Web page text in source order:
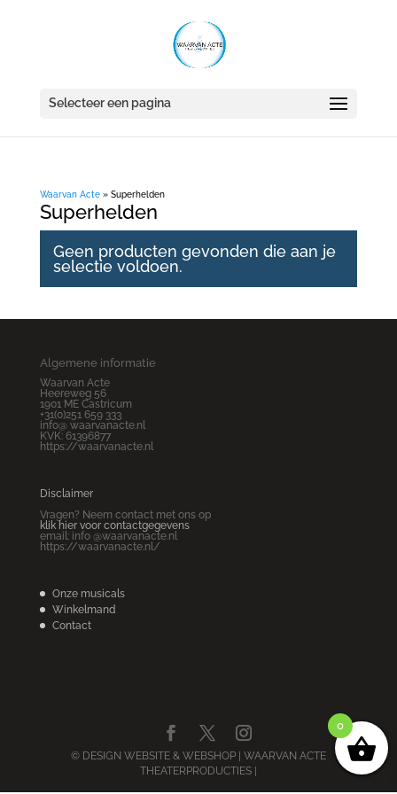
Selecteer een pagina
Waarvan Acte» Superhelden
Superhelden
Geen producten gevonden die aan je
selectie voldoen.
Algemene informatie
Waarvan Acte
Heereweg 56
1901 ME Castricum
+31(0)251 659 333
info@ waarvanacte.nl
KVK: 61396877
https://waarvanacte.nl
Disclaimer
Vragen? Neem contact met ons op
klik hier voor contactgegevens
email: info @waarvanacte.nl
https://waarvanacte.nl/
Onze musicals
Winkelmand
Contact
© DESIGN WEBSITE & WEBSHOP| WAARVAN ACTE
THEATERPRODUCTIES |
0